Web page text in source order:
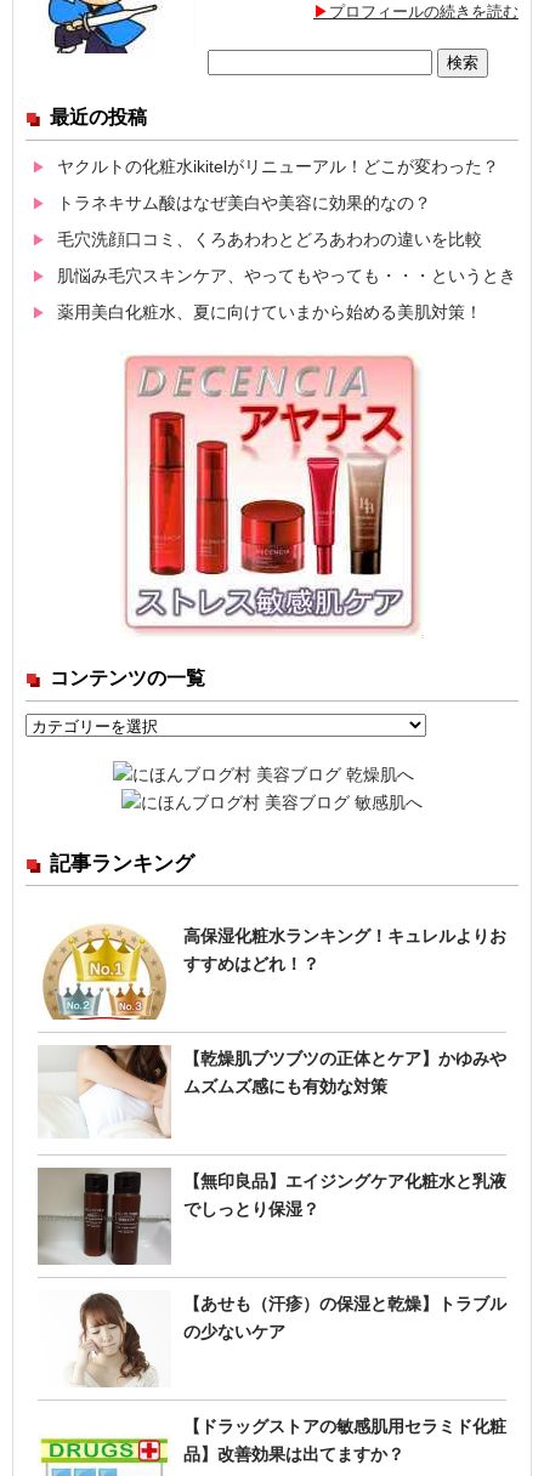
プロフィールの続きを読む
最近の投稿
ヤクルトの化粧水ikitelがリニューアル！どこが変わった？
トラネキサム酸はなぜ美白や美容に効果的なの？
毛穴洗顔口コミ、くろあわわとどろあわわの違いを比較
肌悩み毛穴スキンケア、やってもやっても・・・というとき
薬用美白化粧水、夏に向けていまから始める美肌対策！
コンテンツの一覧
コ
の
一
記事ランキング
高保湿化粧水ランキング！キュレルよりお
すすめはどれ！？
【乾燥肌ブツブツの正体とケア】かゆみや
ムズムズ感にも有効な対策
【無印良品】エイジングケア化粧水と乳液
でしっとり保湿？
【あせも（汗疹）の保湿と乾燥】トラブル
の少ないケア
【ドラッグストアの敏感肌用セラミド化粧
品】改善効果は出てますか？